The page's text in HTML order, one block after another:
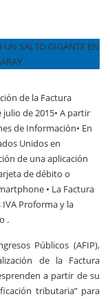
de la Factura
de 2015• A partir
de Información• En
Unidos en
de una aplicación
de débito o
• La Factura
Proforma y la
.
Públicos (AFIP),
de la Factura
a partir de su
tributaria” para